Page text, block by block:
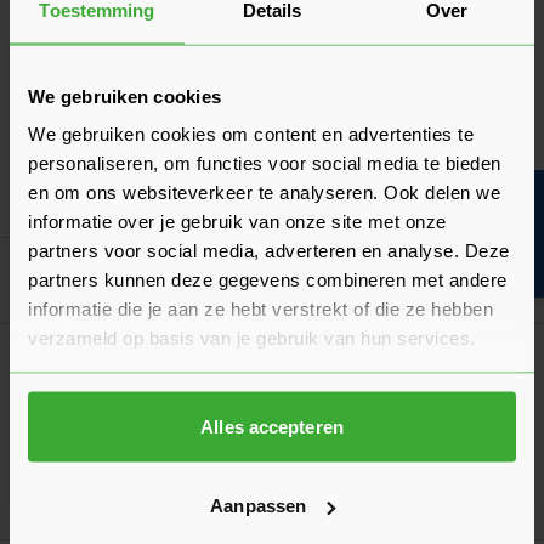
Toestemming Details Over
We gebruiken cookies
We gebruiken cookies om content en advertenties te
personaliseren, om functies voor social media te bieden
en om ons websiteverkeer te analyseren. Ook delen we
informatie over je gebruik van onze site met onze
partners voor social media, adverteren en analyse. Deze
partners kunnen deze gegevens combineren met andere
informatie die je aan ze hebt verstrekt of die ze hebben
verzameld op basis van je gebruik van hun services.
Alles accepteren
Aanpassen
Folie
folie voor jouw project!
Goed voorbereid aan de slag
Verwerkingsadvies
Dakpannen leggen op een hellend dak
Het leggen vereist enige kennis. Daarom helpen wij jou graag